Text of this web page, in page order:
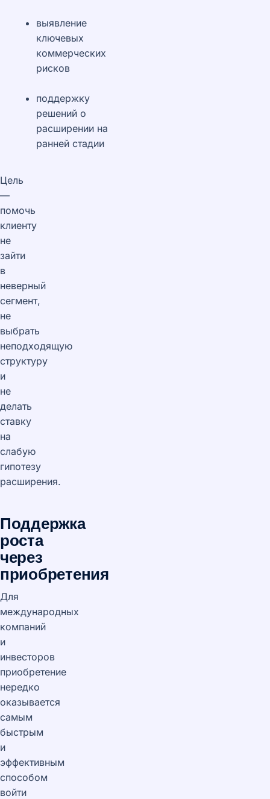
выявление
ключевых
коммерческих
рисков
поддержку
решений о
расширении на
ранней стадии
Цель
—
помочь
клиенту
не
зайти
в
неверный
сегмент,
не
выбрать
неподходящую
структуру
и
не
делать
ставку
на
слабую
гипотезу
расширения.
Поддержка
роста
через
приобретения
Для
международных
компаний
и
инвесторов
приобретение
нередко
оказывается
самым
быстрым
и
эффективным
способом
войти